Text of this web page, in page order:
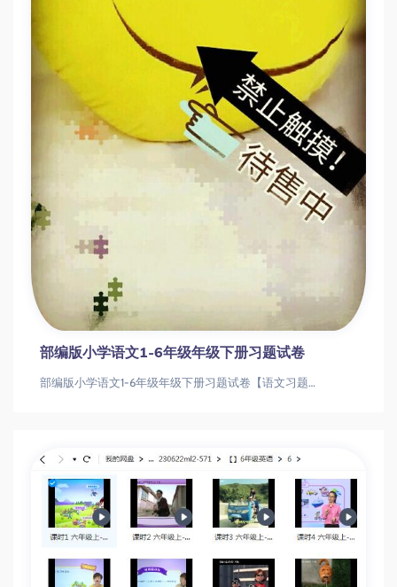
部编版小学语文1-6年级年级下册习题试卷
部编版小学语文1-6年级年级下册习题试卷【语文习题全套】部编版小学语文1-6年级年级下册习题试卷，为你提供完整的小学语文应试资料！